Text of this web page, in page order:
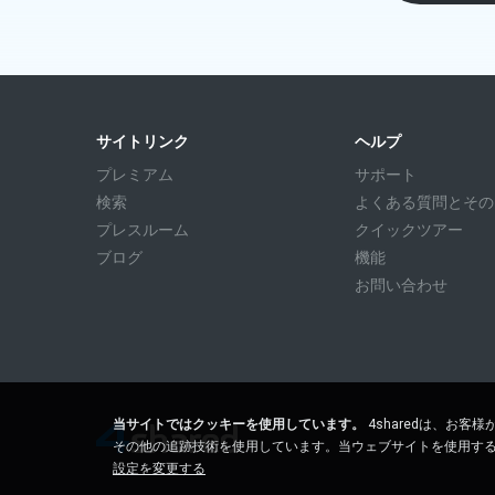
サイトリンク
プレミアム
検索
プレスルーム
ブログ
ヘルプ
サポート
よくある質問とそ
クイックツアー
機能
お問い合わせ
当サイトではクッキーを使用しています。
4sharedは、お客様
その他の追跡技術を使用しています。当ウェブサイトを使用
設定を変更する